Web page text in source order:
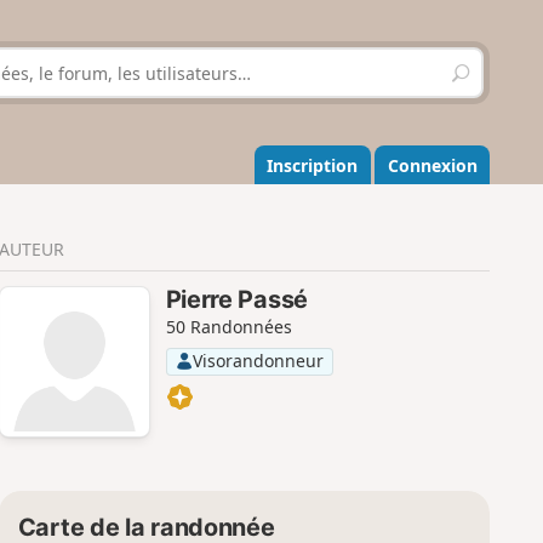
R
e
h
e
r
r
Inscription Connexion
AUTEUR
Pierre Passé
50 Randonnées
Visorandonneur
Carte de la randonnée